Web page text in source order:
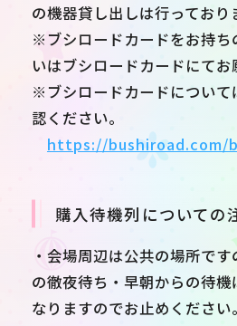
の機器貸し出しは行っており
※ブシロードカードをお持ち
いはブシロードカードにてお
※ブシロードカードについ
認ください。
https://bushiroad.com/
購入待機列についての
・会場周辺は公共の場所で
の徹夜待ち・早朝からの待
なりますのでお止めください。